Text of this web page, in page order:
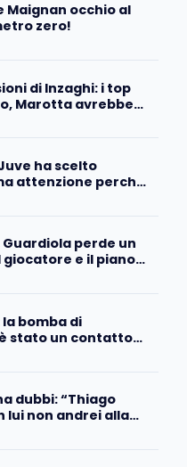
Maignan occhio al
zero!
di Inzaghi: i top
Marotta avrebbe
ha scelto
attenzione perché
che...
Guardiola perde un
giocatore e il piano
bomba di
stato un contatto
Inzaghi!
dubbi: “Thiago
lui non andrei alla